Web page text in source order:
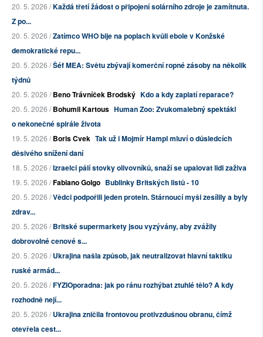
20. 5. 2026 /Každá třetí žádost o připojení solárního zdroje je zamítnuta.
Z po...
20. 5. 2026 /Zatímco WHO bije na poplach kvůli ebole v Konžské
demokratické repu...
20. 5. 2026 /Šéf MEA: Světu zbývají komerční ropné zásoby na několik
týdnů
20. 5. 2026 /Beno Trávníček Brodský Kdo a kdy zaplatí reparace?
20. 5. 2026 /Bohumil Kartous Human Zoo: Zvukomalebný spektákl
o nekonečné spirále života
19. 5. 2026 /Boris Cvek Tak už i Mojmír Hampl mluví o důsledcích
děsivého snížení daní
18. 5. 2026 /Izraelci pálí stovky olivovníků, snaží se upalovat lidi zaživa
19. 5. 2026 /Fabiano Golgo Bublinky Britských listů - 10
20. 5. 2026 /Vědci podpořili jeden protein. Stárnoucí myši zesílily a byly
zdrav...
20. 5. 2026 /Britské supermarkety jsou vyzývány, aby zvážily
dobrovolné cenové s...
20. 5. 2026 /Ukrajina našla způsob, jak neutralizovat hlavní taktiku
ruské armád...
20. 5. 2026 /FYZIOporadna: jak po ránu rozhýbat ztuhlé tělo? A kdy
rozhodně nejí...
20. 5. 2026 /Ukrajina zničila frontovou protivzdušnou obranu, čímž
otevřela cest...